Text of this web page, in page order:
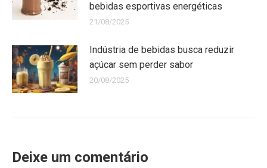
bebidas esportivas energéticas
21/08/2025
Indústria de bebidas busca reduzir
açúcar sem perder sabor
20/08/2025
Deixe um comentário